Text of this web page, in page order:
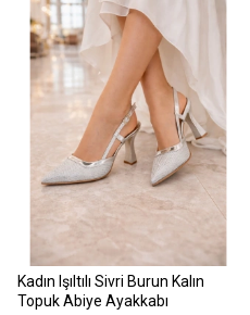
Kadın Işıltılı Sivri Burun Kalın
Topuk Abiye Ayakkabı